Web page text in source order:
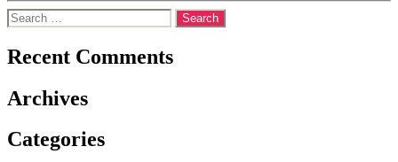
Search
for:
Recent Comments
Archives
Categories